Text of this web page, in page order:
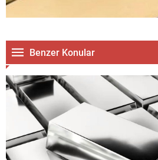
Benzer Konular